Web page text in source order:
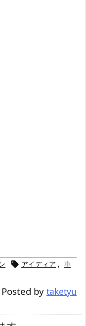
 アイディア , 車
Posted by taketyu